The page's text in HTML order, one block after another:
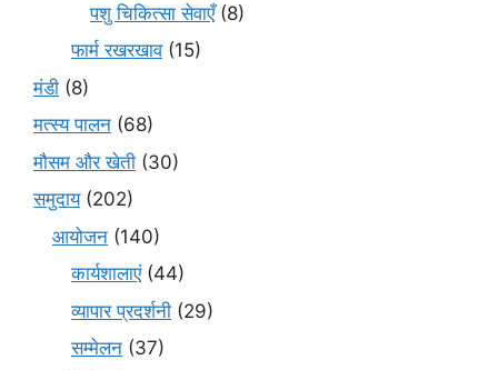
पशु चिकित्सा सेवाएँ(8)
फार्म रखरखाव(15)
मंडी (8)
मत्स्य पालन (68)
मौसम और खेती (30)
समुदाय(202)
आयोजन (140)
कार्यशालाएं(44)
व्यापार प्रदर्शनी (29)
सम्मेलन (37)